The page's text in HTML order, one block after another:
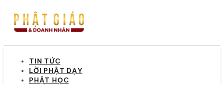
TIN TỨC
LỜI PHẬT DẠY
PHẬT HỌC